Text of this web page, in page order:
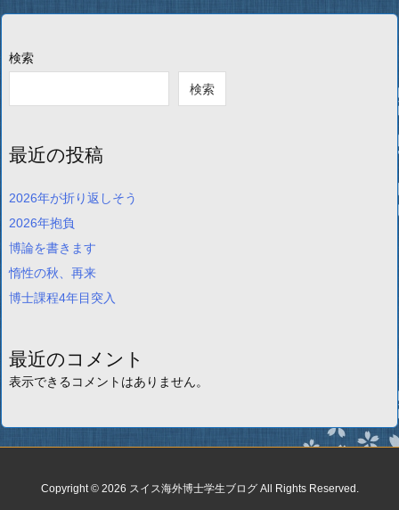
検索
検索
最近の投稿
2026年が折り返しそう
2026年抱負
博論を書きます
惰性の秋、再来
博士課程4年目突入
最近のコメント
表示できるコメントはありません。
Copyright © 2026 スイス海外博士学生ブログAll Rights Reserved.